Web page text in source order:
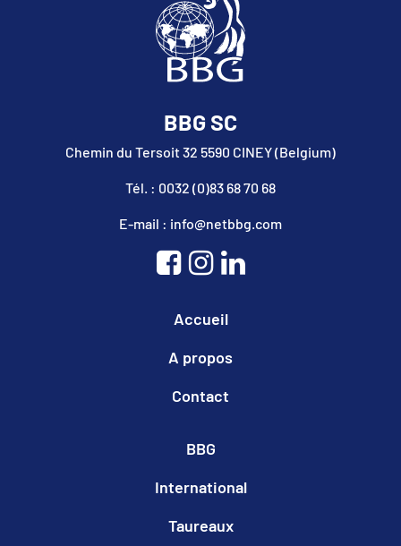
BBG SC
Chemin du Tersoit 32 5590 CINEY (Belgium)
Tél. : 0032 (0)83 68 70 68
E-mail : info@netbbg.com
Accueil
A propos
Contact
BBG
International
Taureaux